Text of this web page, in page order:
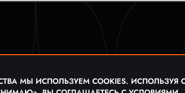
МЫ ИСПОЛЬЗУЕМ COOKIES. ИСПОЛЬЗУЯ